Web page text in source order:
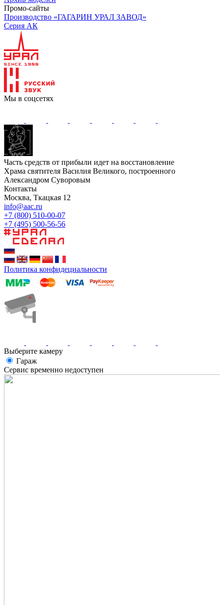
Промо-сайты
Производство «ГАГАРИН УРАЛ ЗАВОД»
Серия АК
Мы в соцсетях
Часть средств от прибыли идет на восстановление
Храма святителя Василия Великого, построенного
Александром Суворовым
Контакты
Москва, Ткацкая 12
info@aac.ru
+7 (800) 510-00-07
+7 (495) 500-56-56
Политика конфидециальности
Выберите камеру
Гараж
Сервис временно недоступен